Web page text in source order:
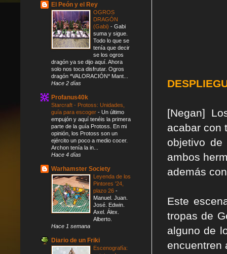
[Negan]
acabar con
objetivo de
ambos
además
Este
tropas de
alguno de
encuentren
El Peón y el Rey
OGROS
DRAGÓN
(Gabi) - Gabi
suma y sigue.
Todo lo que se
tenía que decir
se los ogros
dragón ya se dijo aquí. Ahora
solo nos toca disfrutar. Ogros
dragón *VALORACIÓN* Mant...
Hace 2 días
Profanus40k
Starcraft - Protoss: Unidades,
guía para escoger - Un último
empujón y aquí tenéis la primera
parte de la guía Protoss. En mi
opinión, los Protoss son un
ejército un poco a medio cocer.
Archon tenía la in...
Hace 4 días
Warhamster Society
Leyenda de los
Pintores '24,
plazo 26 -
Manuel. Juan.
José. Edwin.
Axel. Álex.
Alberto.
Hace 1 semana
Diario de un Friki
Escenografía: